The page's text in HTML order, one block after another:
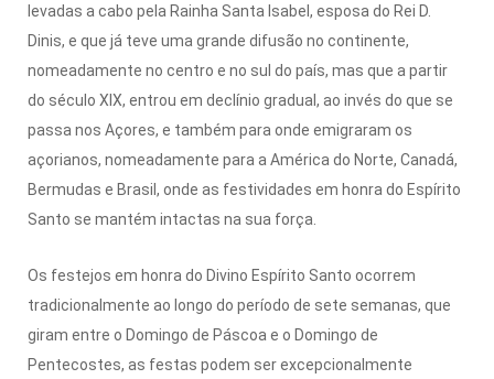
levadas a cabo pela Rainha Santa Isabel, esposa do Rei D.
Dinis, e que já teve uma grande difusão no continente,
nomeadamente no centro e no sul do país, mas que a partir
do século XIX, entrou em declínio gradual, ao invés do que se
passa nos Açores, e também para onde emigraram os
açorianos, nomeadamente para a América do Norte, Canadá,
Bermudas e Brasil, onde as festividades em honra do Espírito
Santo se mantém intactas na sua força.
Os festejos em honra do Divino Espírito Santo ocorrem
tradicionalmente ao longo do período de sete semanas, que
giram entre o Domingo de Páscoa e o Domingo de
Pentecostes, as festas podem ser excepcionalmente